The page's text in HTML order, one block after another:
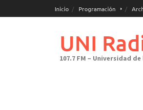
al
Inicio Programación
UNI
107.7 FM – Universidad